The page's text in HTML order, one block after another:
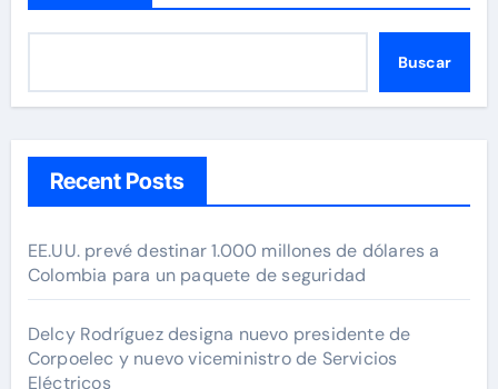
Buscar
Recent Posts
EE.UU. prevé destinar 1.000 millones de dólares a
Colombia para un paquete de seguridad
Delcy Rodríguez designa nuevo presidente de
Corpoelec y nuevo viceministro de Servicios
Eléctricos